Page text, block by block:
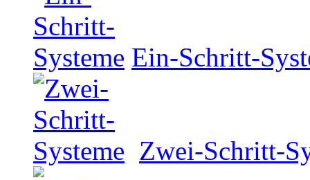
Ein-Schritt-
Zwei-Schritt-